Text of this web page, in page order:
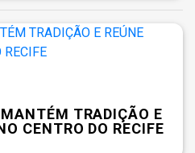
TRADIÇÃO E
CENTRO DO RECIFE